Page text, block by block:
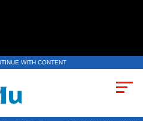
WITH CONTENT